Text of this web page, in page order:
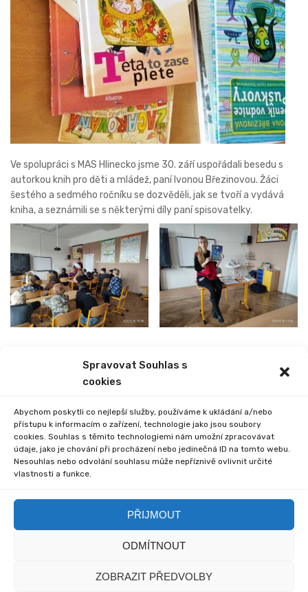
Spravovat Souhlas s
cookies
Abychom poskytli co nejlepší služby, používáme k ukládání a/nebo
přístupu k informacím o zařízení, technologie jako jsou soubory
cookies. Souhlas s těmito technologiemi nám umožní zpracovávat
údaje, jako je chování při procházení nebo jedinečná ID na tomto webu.
Nesouhlas nebo odvolání souhlasu může nepříznivě ovlivnit určité
vlastnosti a funkce.
PŘIJMOUT
ODMÍTNOUT
ZOBRAZIT PŘEDVOLBY
Ve spolupráci s MAS Hlinecko jsme 30. září uspořádali besedu s
autorkou knih pro děti a mládež, paní Ivonou Březinovou. Žáci
šestého a sedmého ročníku se dozvěděli, jak se tvoří a vydává
kniha, a seznámili se s některými díly paní spisovatelky.
NEXT
Comments are closed.
© 2020 Základní škola
© 2020 myska.it a my sami